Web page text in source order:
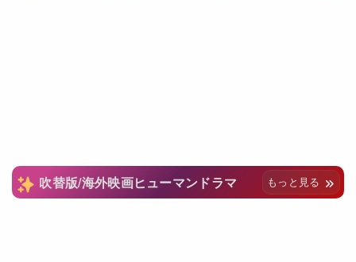
吹替版/海外映画ヒューマンドラマ もっと見る